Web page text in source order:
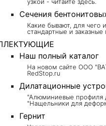
Сечения
Какие бывают, для чего
стандартные и заказные
Наш полный каталог
На новом сайте ООО
RedStop.ru
Дилатационные
"Алюминиевые профиля
"Нащельники для
Гернит